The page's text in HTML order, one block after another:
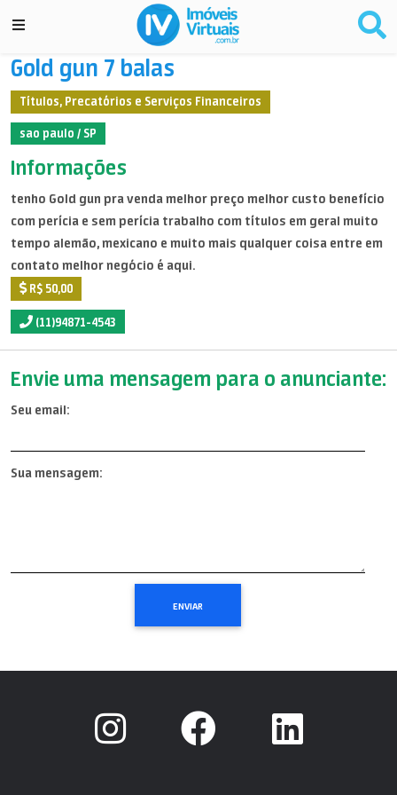
Gold gun 7 balas
Títulos, Precatórios e Serviços Financeiros
sao paulo / SP
Informações
tenho Gold gun pra venda melhor preço melhor custo benefício
com perícia e sem perícia trabalho com títulos em geral muito
tempo alemão, mexicano e muito mais qualquer coisa entre em
contato melhor negócio é aqui.
R$ 50,00
(11)94871-4543
Envie uma mensagem para o anunciante:
Seu email:
Sua mensagem: